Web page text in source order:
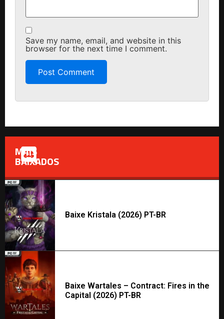
Save my name, email, and website in this
browser for the next time I comment.
MAIS
BAIXADOS
Baixe Kristala (2026) PT-BR
Baixe Wartales – Contract: Fires in the
Capital (2026) PT-BR